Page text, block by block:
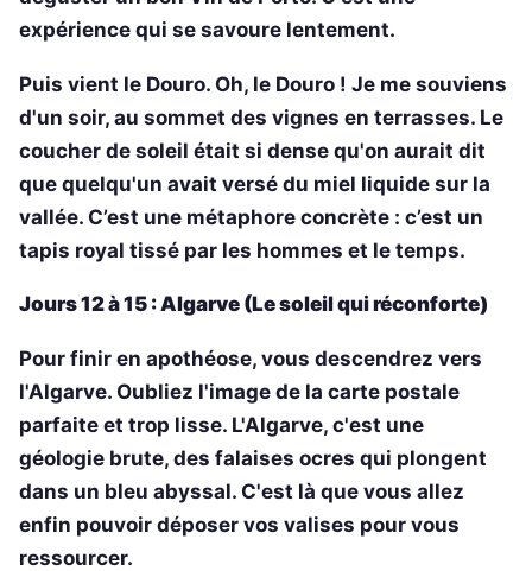
expérience qui se savoure lentement.
Puis vient le Douro. Oh, le Douro ! Je me souviens
d'un soir, au sommet des vignes en terrasses. Le
coucher de soleil était si dense qu'on aurait dit
que quelqu'un avait versé du miel liquide sur la
vallée. C’est une métaphore concrète : c’est un
tapis royal tissé par les hommes et le temps.
Jours 12 à 15 : Algarve (Le soleil qui réconforte)
Pour finir en apothéose, vous descendrez vers
l'Algarve. Oubliez l'image de la carte postale
parfaite et trop lisse. L'Algarve, c'est une
géologie brute, des falaises ocres qui plongent
dans un bleu abyssal. C'est là que vous allez
enfin pouvoir déposer vos valises pour vous
ressourcer.